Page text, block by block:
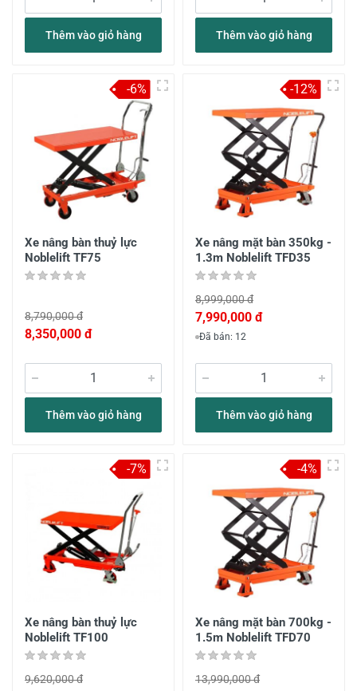
Thêm vào giỏ hàng Thêm vào giỏ hàng
Xe nâng bàn thuỷ lực
Noblelift TF75
8,790,000 đ
8,350,000 đ
Thêm vào giỏ hàng
-6%
Xe nâng mặt bàn 350kg -
1.3m Noblelift TFD35
8,999,000 đ
7,990,000 đ
Đã bán: 12
Thêm vào giỏ hàng
-12%
Xe nâng bàn thuỷ lực
Noblelift TF100
9,620,000 đ
-7%
Xe nâng mặt bàn 700kg -
1.5m Noblelift TFD70
13,990,000 đ
-4%